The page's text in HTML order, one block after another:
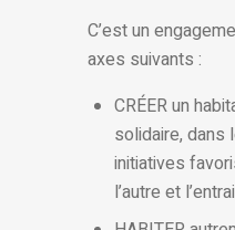
C’est un
axes suivants :
CRÉER un
solidaire,
initiatives
l’autre et